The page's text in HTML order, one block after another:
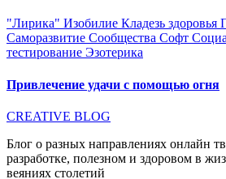
"Лирика" Изобилие Кладезь здоровья
Саморазвитие Сообщества Софт
тестирование Эзотерика
Привлечение удачи с помощью огня
CREATIVE BLOG
Блог о разных направлениях онлайн
разработке, полезном и здоровом в
веяниях столетий